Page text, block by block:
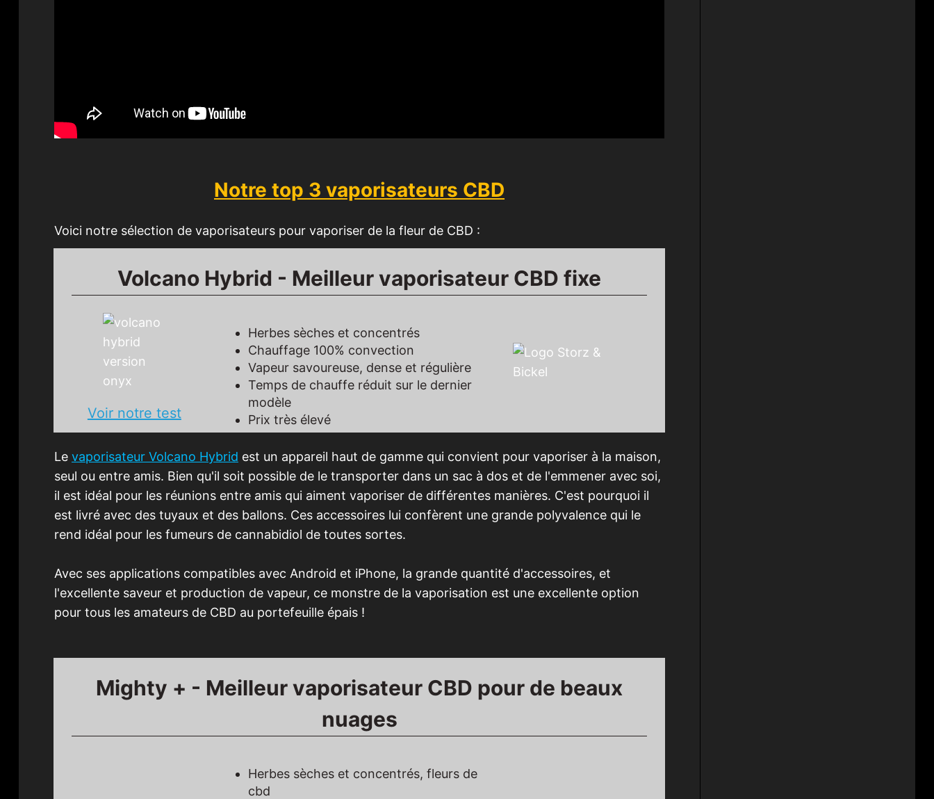
Notre top 3 vaporisateurs CBD
Voici notre sélection de vaporisateurs pour vaporiser de la fleur de CBD :
Volcano Hybrid - Meilleur vaporisateur CBD fixe
Voir notre test
Herbes sèches et concentrés
Chauffage 100% convection
Vapeur savoureuse, dense et régulière
Temps de chauffe réduit sur le dernier
modèle
Prix très élevé
Le vaporisateur Volcano Hybrid est un appareil haut de gamme qui convient pour vaporiser à la maison,
seul ou entre amis. Bien qu'il soit possible de le transporter dans un sac à dos et de l'emmener avec soi,
il est idéal pour les réunions entre amis qui aiment vaporiser de différentes manières. C'est pourquoi il
est livré avec des tuyaux et des ballons. Ces accessoires lui confèrent une grande polyvalence qui le
rend idéal pour les fumeurs de cannabidiol de toutes sortes.
Avec ses applications compatibles avec Android et iPhone, la grande quantité d'accessoires, et
l'excellente saveur et production de vapeur, ce monstre de la vaporisation est une excellente option
pour tous les amateurs de CBD au portefeuille épais !
Mighty + - Meilleur vaporisateur CBD pour de beaux
nuages
Herbes sèches et concentrés, fleurs de
cbd